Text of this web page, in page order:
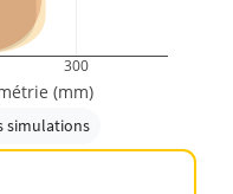
300
(mm)
simulations